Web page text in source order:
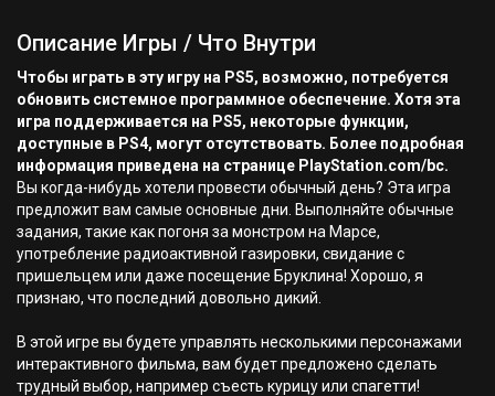
Описание Игры / Что Внутри
Чтобы играть в эту игру на PS5, возможно, потребуется
обновить системное программное обеспечение. Хотя эта
игра поддерживается на PS5, некоторые функции,
доступные в PS4, могут отсутствовать. Более подробная
информация приведена на странице PlayStation.com/bc.
Вы когда-нибудь хотели провести обычный день? Эта игра
предложит вам самые основные дни. Выполняйте обычные
задания, такие как погоня за монстром на Марсе,
употребление радиоактивной газировки, свидание с
пришельцем или даже посещение Бруклина! Хорошо, я
признаю, что последний довольно дикий.
В этой игре вы будете управлять несколькими персонажами
интерактивного фильма, вам будет предложено сделать
трудный выбор, например съесть курицу или спагетти!